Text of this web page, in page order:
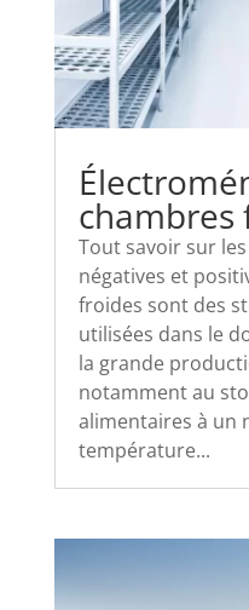
chambres
Tout savoir sur
négatives et
froides sont des
utilisées dans le
la grande
notamment au
alimentaires à un
température...